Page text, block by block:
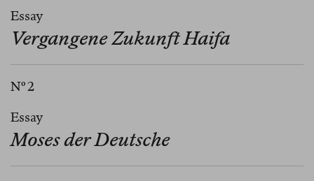
Essay
Vergangene Zukunft Haifa
Nº 2
Essay
Moses der Deutsche